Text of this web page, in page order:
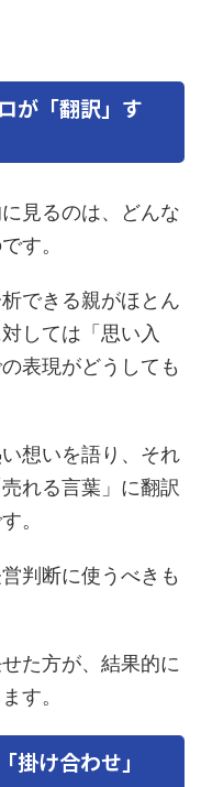
が「翻訳」す
見るのは、どんな
す。
できる親がほとん
しては「思い入
表現がどうしても
想いを語り、それ
れる言葉」に翻訳
。
判断に使うべきも
た方が、結果的に
す。
掛け合わせ」